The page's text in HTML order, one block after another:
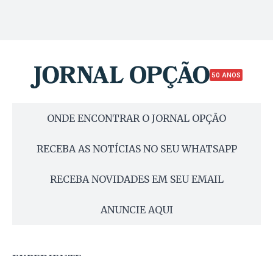
50 ANOS
ONDE ENCONTRAR O JORNAL OPÇÃO
RECEBA AS NOTÍCIAS NO SEU WHATSAPP
RECEBA NOVIDADES EM SEU EMAIL
ANUNCIE AQUI